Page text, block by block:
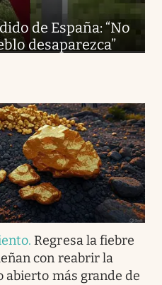
de España: “No
desaparezca”
. Regresa la fiebre
con reabrir la
abierto más grande de